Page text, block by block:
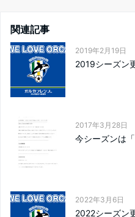
関連記事
2019年2月19日
2019シーズン
2017年3月28日
今シーズンは
2022年3月6日
2022シーズン